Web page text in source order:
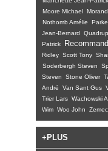
Moore Michael
Nothomb Amélie
Jean-Bernard
Patrick
Ridley Scott Tony
Soderbergh Steven
Steven
Stone Oliver
André
Van Sant Gus
Trier Lars Wachowski
Wim Woo John
+PLUS